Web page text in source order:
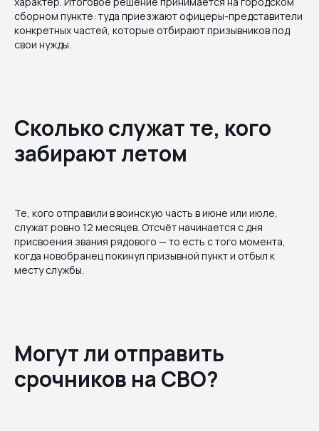
сборном пункте: туда приезжают офицеры-представители
конкретных частей, которые отбирают призывников под
свои нужды.
Сколько служат те, кого
забирают летом
Те, кого отправили в воинскую часть в июне или июле,
служат ровно 12 месяцев. Отсчёт начинается с дня
присвоения звания рядового — то есть с того момента,
когда новобранец покинул призывной пункт и отбыл к
месту службы.
Могут ли отправить
срочников на СВО?